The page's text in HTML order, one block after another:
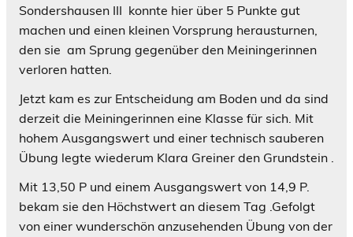
Sondershausen III konnte hier über 5 Punkte gut
machen und einen kleinen Vorsprung herausturnen,
den sie am Sprung gegenüber den Meiningerinnen
verloren hatten.
Jetzt kam es zur Entscheidung am Boden und da sind
derzeit die Meiningerinnen eine Klasse für sich. Mit
hohem Ausgangswert und einer technisch sauberen
Übung legte wiederum Klara Greiner den Grundstein .
Mit 13,50 P und einem Ausgangswert von 14,9 P.
bekam sie den Höchstwert an diesem Tag .Gefolgt
von einer wunderschön anzusehenden Übung von der